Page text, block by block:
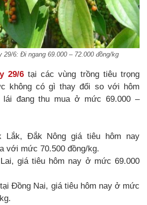
29/6: Đi ngang 69.000 – 72.000 đồng/kg
29/6tại các vùng trồng tiêu trọng
không có gì thay đổi so với hôm
lái đang thu mua ở mức 69.000 –
Lắk, Đắk Nông giá tiêu hôm nay
với mức 70.500 đồng/kg.
giá tiêu hôm nay ở mức 69.000
Đồng Nai, giá tiêu hôm nay ở mức